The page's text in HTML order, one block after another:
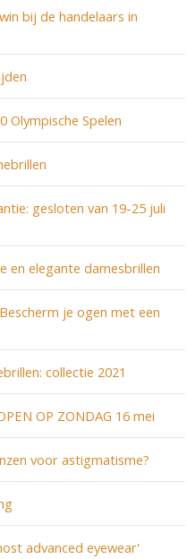
bij de handelaars in
Olympische Spelen
gesloten van 19-25 juli
en elegante damesbrillen
je ogen met een
collectie 2021
OP ZONDAG 16 mei
voor astigmatisme?
advanced eyewear'